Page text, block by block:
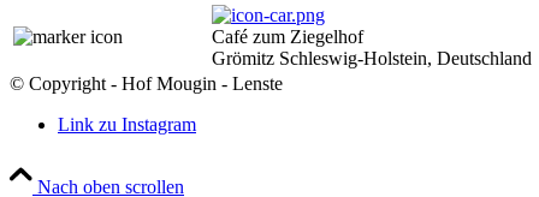
Café zum Ziegelhof
Grömitz Schleswig-Holstein, Deutschland
© Copyright - Hof Mougin - Lenste
Link zu Instagram
Nach oben scrollen